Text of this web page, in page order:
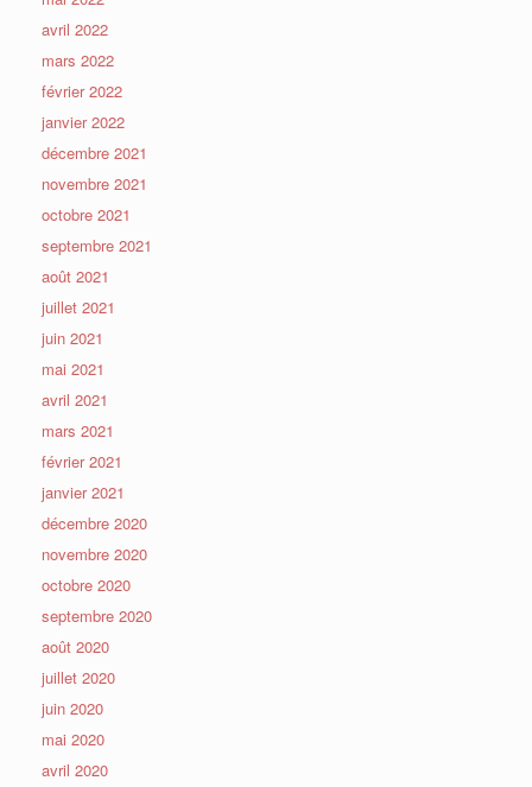
avril 2022
mars 2022
février 2022
janvier 2022
décembre 2021
novembre 2021
octobre 2021
septembre 2021
août 2021
juillet 2021
juin 2021
mai 2021
avril 2021
mars 2021
février 2021
janvier 2021
décembre 2020
novembre 2020
octobre 2020
septembre 2020
août 2020
juillet 2020
juin 2020
mai 2020
avril 2020